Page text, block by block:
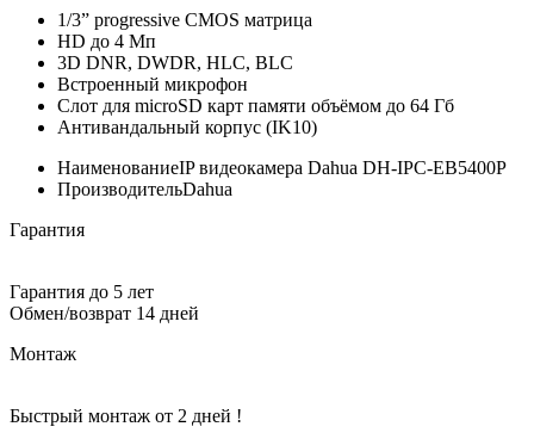
1/3” progressive CMOS матрица
HD до 4 Мп
3D DNR, DWDR, HLC, BLC
Встроенный микрофон
Слот для microSD карт памяти объёмом до 64 Гб
Антивандальный корпус (IK10)
НаименованиеIP видеокамера Dahua DH-IPC-EB5400P
ПроизводительDahua
Гарантия
Гарантия до 5 лет
Обмен/возврат 14 дней
Монтаж
Быстрый монтаж от 2 дней !